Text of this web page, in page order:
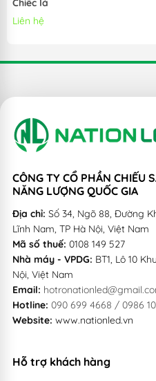
;
Chiếc lá
Liên hệ
CÔNG TY CỔ PHẦN CHIẾU
NĂNG LƯỢNG QUỐC GIA
Địa chỉ: Số 34, Ngõ 88, Đường
Lĩnh Nam, TP Hà Nội, Việt Nam
Mã số thuế: 0108 149 527
Nhà máy - VPDG: BT1, Lô 10
Nội, Việt Nam
Email:
Hotline: 090 699 4668 / 0986
Website: www.nationled.vn
Hỗ trợ khách hàng